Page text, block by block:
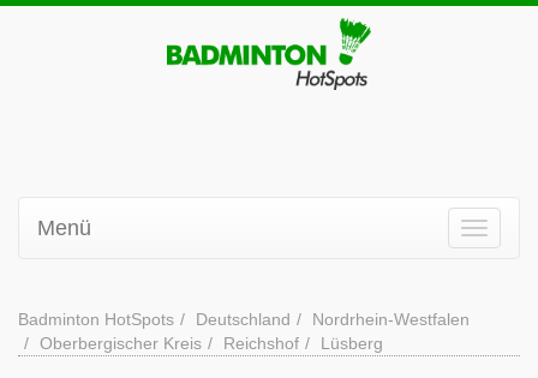
Menü
Badminton HotSpots Deutschland
Nordrhein-Westfalen
Oberbergischer Kreis
Reichshof Lüsberg